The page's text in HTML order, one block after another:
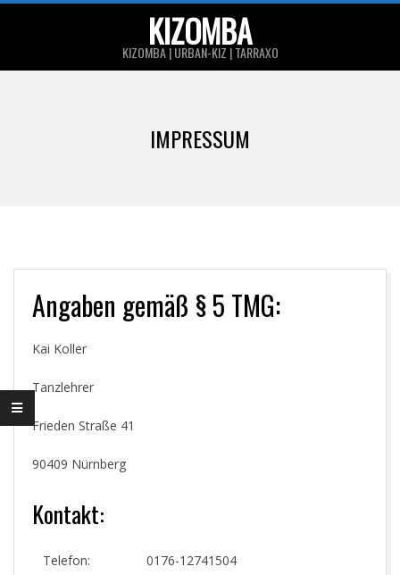
KIZOMBA
KIZOMBA | URBAN-KIZ | TARRAXO
IMPRESSUM
Angaben gemäß § 5 TMG:
Kai Koller
Tanzlehrer
Frieden Straße 41
90409 Nürnberg
Kontakt:
Telefon: 0176-12741504